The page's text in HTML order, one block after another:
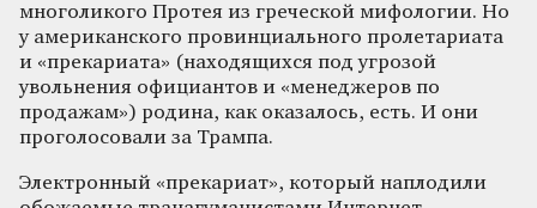
многоликого Протея из греческой мифологии. Но
у американского провинциального пролетариата
и «прекариата» (находящихся под угрозой
увольнения официантов и «менеджеров по
продажам») родина, как оказалось, есть. И они
проголосовали за Трампа.
Электронный «прекариат», который наплодили